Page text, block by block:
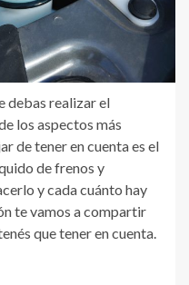
debas realizar el
los aspectos más
de tener en cuenta es el
de frenos y
y cada cuánto hay
te vamos a compartir
que tener en cuenta.